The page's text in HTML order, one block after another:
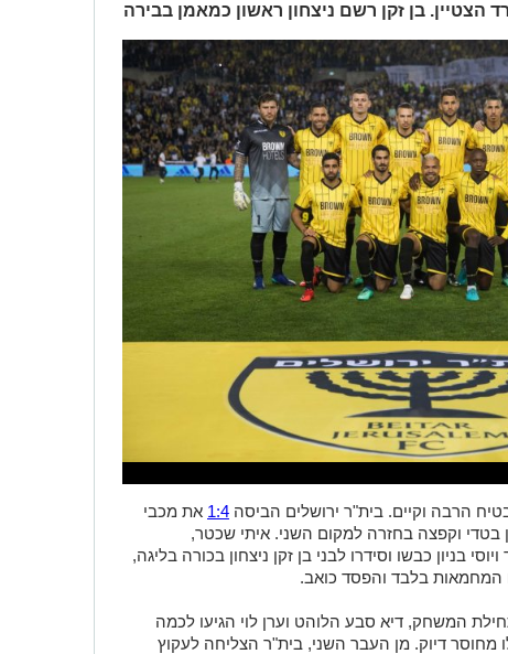
הצטיין. בן זקן רשם ניצחון ראשון כמאמן בבירה
הרבה וקיים. בית"ר ירושלים הביסה 1:4 את מכבי
בטדי וקפצה בחזרה למקום השני. איתי שכטר,
בניון כבשו וסידרו לבני בן זקן ניצחון בכורה בליגה,
המחמאות בלבד והפסד כואב.
המשחק, דיא סבע הלוהט וערן לוי הגיעו לכמה
מחוסר דיוק. מן העבר השני, בית"ר הצליחה לעקוץ